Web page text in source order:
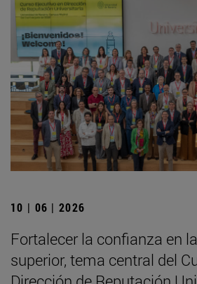
10 | 06 | 2026
Fortalecer la confianza en
superior, tema central del